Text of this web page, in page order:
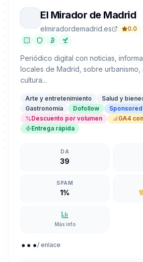
El Mirador de Madrid
elmiradordemadrid.es 0.0
Periódico digital con noticias,
locales de Madrid, sobre urbanismo,
cultura...
Arte y entretenimiento
Salud y
Gastronomía
Dofollow
Sponsored
Descuento por volumen
GA4
Entrega rápida
DA
39
SPAM
1%
Más info
.../ enlace